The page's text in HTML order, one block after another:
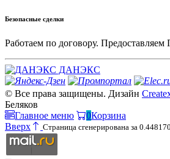
Безопасные сделки
Работаем по договору. Предоставляем
ДАНЭКС
© Все права защищены. Дизайн
Беляков
Главное меню
0Корзина
Вверх
Страница сгенерирована за